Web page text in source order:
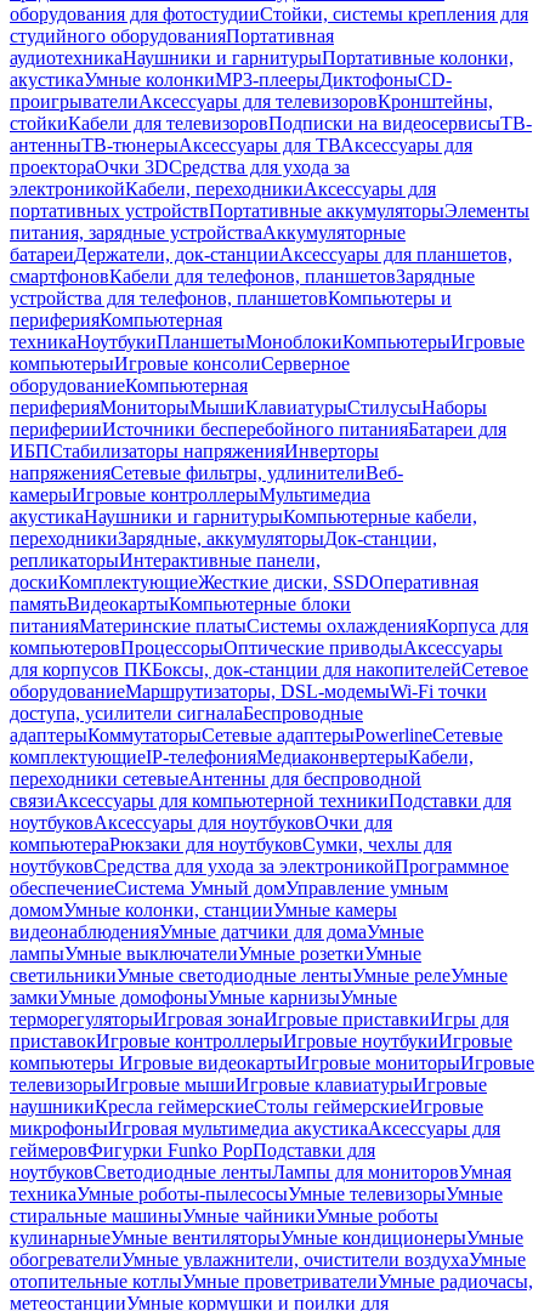
оборудования для фотостудииСтойки, системы крепления для
студийного оборудованияПортативная
аудиотехникаНаушники и гарнитурыПортативные колонки,
акустикаУмные колонкиMP3-плеерыДиктофоныCD-
проигрывателиАксессуары для телевизоровКронштейны,
стойкиКабели для телевизоровПодписки на видеосервисыТВ-
антенныТВ-тюнерыАксессуары для ТВАксессуары для
проектораОчки 3DСредства для ухода за
электроникойКабели, переходникиАксессуары для
портативных устройствПортативные аккумуляторыЭлементы
питания, зарядные устройстваАккумуляторные
батареиДержатели, док-станцииАксессуары для планшетов,
смартфоновКабели для телефонов, планшетовЗарядные
устройства для телефонов, планшетовКомпьютеры и
периферияКомпьютерная
техникаНоутбукиПланшетыМоноблокиКомпьютерыИгровые
компьютерыИгровые консолиСерверное
оборудованиеКомпьютерная
периферияМониторыМышиКлавиатурыСтилусыНаборы
периферииИсточники бесперебойного питанияБатареи для
ИБПСтабилизаторы напряженияИнверторы
напряженияСетевые фильтры, удлинителиВеб-
камерыИгровые контроллерыМультимедиа
акустикаНаушники и гарнитурыКомпьютерные кабели,
переходникиЗарядные, аккумуляторыДок-станции,
репликаторыИнтерактивные панели,
доскиКомплектующиеЖесткие диски, SSDОперативная
памятьВидеокартыКомпьютерные блоки
питанияМатеринские платыСистемы охлажденияКорпуса для
компьютеровПроцессорыОптические приводыАксессуары
для корпусов ПКБоксы, док-станции для накопителейСетевое
оборудованиеМаршрутизаторы, DSL-модемыWi-Fi точки
доступа, усилители сигналаБеспроводные
адаптерыКоммутаторыСетевые адаптерыPowerlineСетевые
комплектующиеIP-телефонияМедиаконвертерыКабели,
переходники сетевыеАнтенны для беспроводной
связиАксессуары для компьютерной техникиПодставки для
ноутбуковАксессуары для ноутбуковОчки для
компьютераРюкзаки для ноутбуковСумки, чехлы для
ноутбуковСредства для ухода за электроникойПрограммное
обеспечениеСистема Умный домУправление умным
домомУмные колонки, станцииУмные камеры
видеонаблюденияУмные датчики для домаУмные
лампыУмные выключателиУмные розеткиУмные
светильникиУмные светодиодные лентыУмные релеУмные
замкиУмные домофоныУмные карнизыУмные
терморегуляторыИгровая зонаИгровые приставкиИгры для
приставокИгровые контроллерыИгровые ноутбукиИгровые
компьютеры Игровые видеокартыИгровые мониторыИгровые
телевизорыИгровые мышиИгровые клавиатурыИгровые
наушникиКресла геймерскиеСтолы геймерскиеИгровые
микрофоныИгровая мультимедиа акустикаАксессуары для
геймеровФигурки Funko PopПодставки для
ноутбуковСветодиодные лентыЛампы для мониторовУмная
техникаУмные роботы-пылесосыУмные телевизорыУмные
стиральные машиныУмные чайникиУмные роботы
кулинарныеУмные вентиляторыУмные кондиционерыУмные
обогревателиУмные увлажнители, очистители воздухаУмные
отопительные котлыУмные проветривателиУмные радиочасы,
метеостанцииУмные кормушки и поилки для